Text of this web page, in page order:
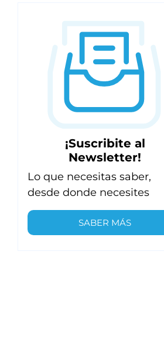
¡Suscribite al
Newsletter!
Lo que necesitas saber,
desde donde necesites
SABER MÁS